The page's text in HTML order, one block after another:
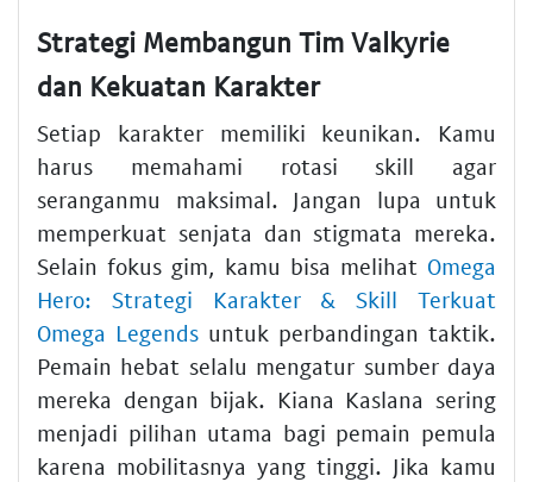
Strategi Membangun Tim Valkyrie
dan Kekuatan Karakter
Setiap karakter memiliki keunikan. Kamu
harus memahami rotasi skill agar
seranganmu maksimal. Jangan lupa untuk
memperkuat senjata dan stigmata mereka.
Selain fokus gim, kamu bisa melihat Omega
Hero: Strategi Karakter & Skill Terkuat
Omega Legends untuk perbandingan taktik.
Pemain hebat selalu mengatur sumber daya
mereka dengan bijak. Kiana Kaslana sering
menjadi pilihan utama bagi pemain pemula
karena mobilitasnya yang tinggi. Jika kamu